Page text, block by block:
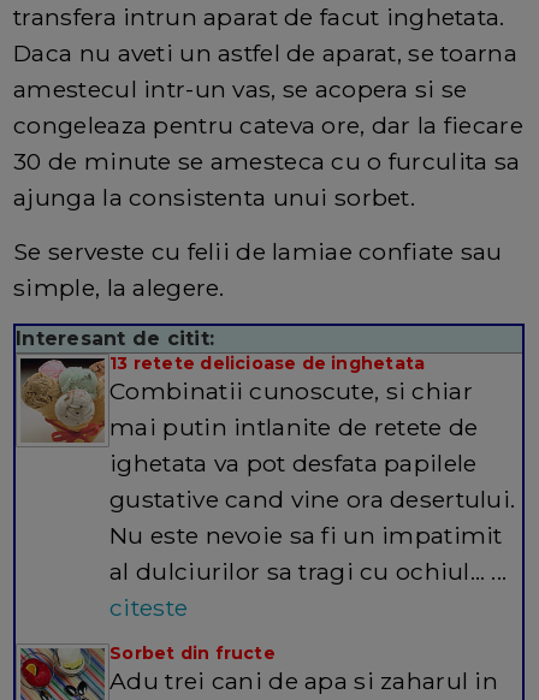
transfera intrun aparat de facut inghetata.
Daca nu aveti un astfel de aparat, se toarna
amestecul intr-un vas, se acopera si se
congeleaza pentru cateva ore, dar la fiecare
30 de minute se amesteca cu o furculita sa
ajunga la consistenta unui sorbet.
Se serveste cu felii de lamiae confiate sau
simple, la alegere.
Interesant de citit:
13 retete delicioase de inghetata
Combinatii cunoscute, si chiar
mai putin intlanite de retete de
ighetata va pot desfata papilele
gustative cand vine ora desertului.
Nu este nevoie sa fi un impatimit
al dulciurilor sa tragi cu ochiul… ...
citeste
Sorbet din fructe
Adu trei cani de apa si zaharul in